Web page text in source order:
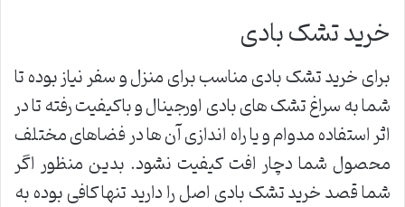
خرید تشک بادی
برای خرید تشک بادی مناسب برای منزل و سفر نیاز بوده تا
شما به سراغ تشک های بادی اورجینال و باکیفیت رفته تا در
اثر استفاده مدوام و یا راه اندازی آن ها در فضاهای مختلف
محصول شما دچار افت کیفیت نشود. بدین منظور اگر
شما قصد خرید تشک بادی اصل را دارید تنها کافی بوده به